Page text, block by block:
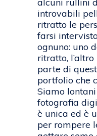
alcuni rullini
introvabili
ritratto le
farsi
ognuno: uno
ritratto,
parte di
portfolio che
Siamo
fotografia
è unica ed è
per rompere